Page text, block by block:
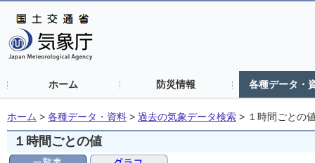
ホーム 防災情報 各種データ・
ホーム > 各種データ・資料 > 過去の気象データ検索 > １時間ごとの
１時間ごとの値